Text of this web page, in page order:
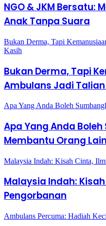
NGO & JKM Bersatu:
Anak Tanpa Suara
Bukan Derma, Tapi
Kasih
Bukan Derma, Tapi
Ambulans Jadi
Apa Yang Anda Boleh
Apa Yang Anda
Membantu Orang
Malaysia Indah: Kisah Cinta,
Malaysia Indah:
Pengorbanan
Ambulans Percuma: Hadiah